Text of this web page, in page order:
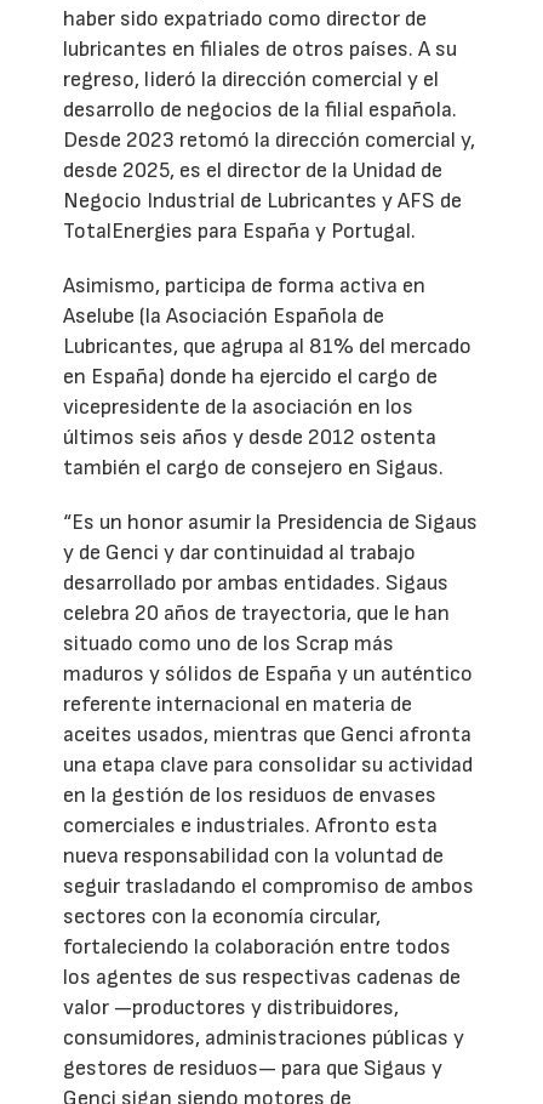
haber sido expatriado como director de
lubricantes en filiales de otros países. A su
regreso, lideró la dirección comercial y el
desarrollo de negocios de la filial española.
Desde 2023 retomó la dirección comercial y,
desde 2025, es el director de la Unidad de
Negocio Industrial de Lubricantes y AFS de
TotalEnergies para España y Portugal.
Asimismo, participa de forma activa en
Aselube (la Asociación Española de
Lubricantes, que agrupa al 81% del mercado
en España) donde ha ejercido el cargo de
vicepresidente de la asociación en los
últimos seis años y desde 2012 ostenta
también el cargo de consejero en Sigaus.
“Es un honor asumir la Presidencia de Sigaus
y de Genci y dar continuidad al trabajo
desarrollado por ambas entidades. Sigaus
celebra 20 años de trayectoria, que le han
situado como uno de los Scrap más
maduros y sólidos de España y un auténtico
referente internacional en materia de
aceites usados, mientras que Genci afronta
una etapa clave para consolidar su actividad
en la gestión de los residuos de envases
comerciales e industriales. Afronto esta
nueva responsabilidad con la voluntad de
seguir trasladando el compromiso de ambos
sectores con la economía circular,
fortaleciendo la colaboración entre todos
los agentes de sus respectivas cadenas de
valor —productores y distribuidores,
consumidores, administraciones públicas y
gestores de residuos— para que Sigaus y
Genci sigan siendo motores de